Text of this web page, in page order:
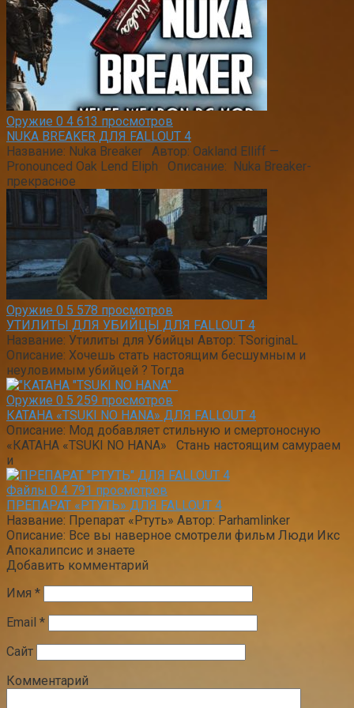
Оружие 0 4 613 просмотров
NUKA BREAKER ДЛЯ FALLOUT 4
Название: Nuka Breaker Автор: Oakland Elliff —
Pronounced Oak Lend Eliph Описание: Nuka Breaker-
прекрасное
Оружие 0 5 578 просмотров
УТИЛИТЫ ДЛЯ УБИЙЦЫ ДЛЯ FALLOUT 4
Название: Утилиты для Убийцы Автор: TSoriginaL
Описание: Хочешь стать настоящим бесшумным и
неуловимым убийцей ? Тогда
Оружие 0 5 259 просмотров
КАТАНА «TSUKI NO HANA» ДЛЯ FALLOUT 4
Описание: Мод добавляет стильную и смертоносную
«КАТАНА «TSUKI NO HANA» Стань настоящим самураем
и
Файлы 0 4 791 просмотров
ПРЕПАРАТ «РТУТЬ» ДЛЯ FALLOUT 4
Название: Препарат «Ртуть» Автор: Parhamlinker
Описание: Все вы наверное смотрели фильм Люди Икс
Апокалипсис и знаете
Добавить комментарий
Имя *
Email *
Сайт
Комментарий